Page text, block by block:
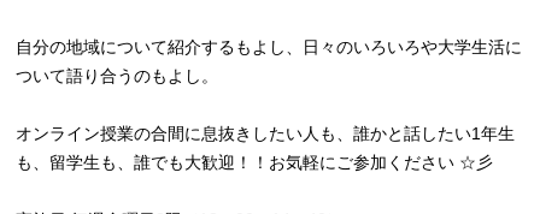
自分の地域について紹介するもよし、日々のいろいろや大学生活に
ついて語り合うのもよし。
オンライン授業の合間に息抜きしたい人も、誰かと話したい1年生
も、留学生も、誰でも大歓迎！！お気軽にご参加ください ☆彡